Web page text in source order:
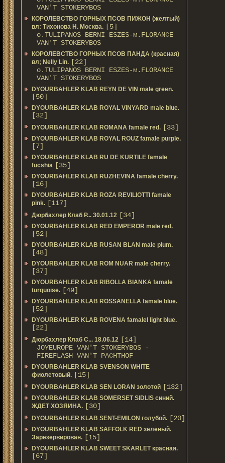
VAN'T STOKERYBOS
КОРОЛЕВСТВО ГОРНЫХ ПСОВ ПИЖОН (желтый)
вл: Тихонова Н. Москва. [5]
о.TULIPANOS BERNI ESZES-м.FLORANCE
VAN'T STOKERYBOS
КОРОЛЕВСТВО ГОРНЫХ ПСОВ ПАНДА (красная)
вл; Nelly Lin. [22]
о.TULIPANOS BERNI ESZES-м.FLORANCE
VAN'T STOKERYBOS
DYOURBAHLER KLAB REYN DE VIN male green.
[50]
DYOURBAHLER KLAB ROYAL VINYARD male blue.
[32]
DYOURBAHLER KLAB ROMANA famale red. [33]
DYOURBAHLER KLAB ROYAL ROUZ famale purple.
[7]
DYOURBAHLER KLAB RU DE KURTILE famale
fucshia [35]
DYOURBAHLER KLAB RUZHEVINA famale cherry.
[16]
DYOURBAHLER KLAB ROZA REVILIOTTI famale
pink. [117]
Дюрбахлер Клаб Р... 30.01.12 [34]
DYOURBAHLER KLAB RED EMPEROR male red.
[52]
DYOURBAHLER KLAB RUSAN BLAN male plum.
[48]
DYOURBAHLER KLAB ROM NUAR male cherry.
[37]
DYOURBAHLER KLAB RIBOLLA BIANKA famale
turquoise. [49]
DYOURBAHLER KLAB ROSSANELLA famale blue.
[52]
DYOURBAHLER KLAB ROVENA famalel light blue.
[22]
Дюрбахлер Клаб C... 18.06.12 [14]
JOYEUROPE VAN'T STOKERYBOS -
FIREFLASH VAN'T PACHTHOF
DYOURBAHLER KLAB SVENSON WHITE
фиолетовый. [15]
DYOURBAHLER KLAB SEN LORAN золотой [132]
DYOURBAHLER KLAB SOMERSET SIDLIS синий.
ЖДЕТ ХОЗЯИНА. [30]
DYOURBAHLER KLAB SENT-EMILON голубой. [20]
DYOURBAHLER KLAB SAFFOLK RED зелёный.
Зарезервирован. [15]
DYOURBAHLER KLAB SWEET SKARLET красная.
[67]